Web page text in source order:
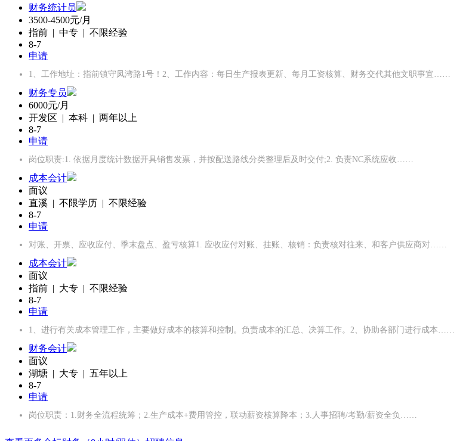
财务统计员
3500-4500元/月
指前 | 中专 | 不限经验
8-7
申请
1、工作地址：指前镇守凤湾路1号！2、工作内容：每日生产报表更新、每月工资核算、财务交代其他文职事宜……
财务专员
6000元/月
开发区 | 本科 | 两年以上
8-7
申请
岗位职责:1. 依据月度统计数据开具销售发票，并按配送路线分类整理后及时交付;2. 负责NC系统应收……
成本会计
面议
直溪 | 不限学历 | 不限经验
8-7
申请
对账、开票、应收应付、季末盘点、盈亏核算1. 应收应付对账、挂账、核销：负责核对往来、和客户供应商对……
成本会计
面议
指前 | 大专 | 不限经验
8-7
申请
1、进行有关成本管理工作，主要做好成本的核算和控制。负责成本的汇总、决算工作。2、协助各部门进行成本……
财务会计
面议
湖塘 | 大专 | 五年以上
8-7
申请
岗位职责：1.财务全流程统筹；2.生产成本+费用管控，联动薪资核算降本；3.人事招聘/考勤/薪资全负……